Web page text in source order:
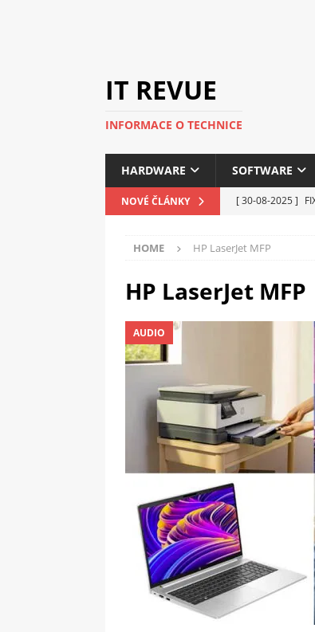
IT REVUE
INFORMACE O TECHNICE
HARDWARE SOFTWARE
NOVÉ ČLÁNKY [ 30-08-2025 ]
[ 14-05-2025 ]
kanceláře i
pizzerii
[ 06-05-2025 ]
SOFTWARE
HOME HP LaserJet MFP
HP LaserJet MFP
AUDIO